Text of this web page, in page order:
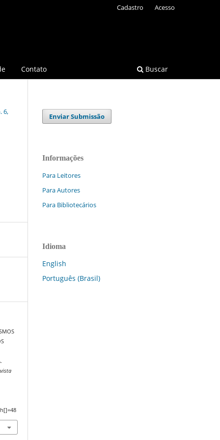
Contato Buscar
Cadastro Acesso
6,
Enviar Submissão
Informações
Para Leitores
Para Autores
Para Bibliotecários
Idioma
English
Português (Brasil)